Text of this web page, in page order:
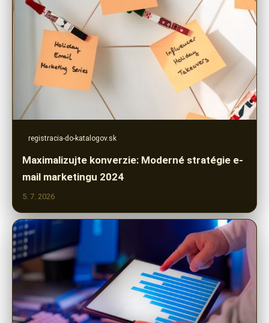
registracia-do-katalogov.sk
Maximalizujte konverzie: Moderné stratégie e-
mail marketingu 2024
5. 7. 2026